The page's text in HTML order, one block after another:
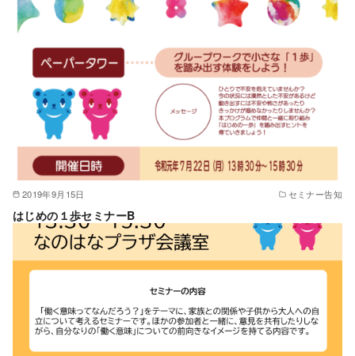
2019年9月15日 セミナー告知
はじめの１歩セミナーB